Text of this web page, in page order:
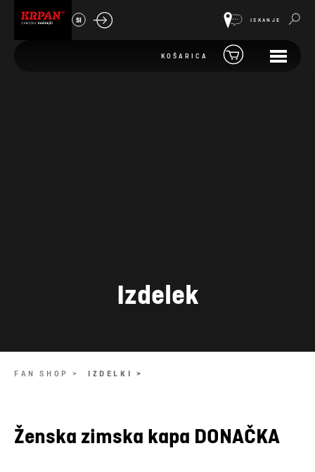
SI ISKANJE
KOŠARICA
Izdelek
FAN SHOP > IZDELKI >
Ženska zimska kapa DONAČKA